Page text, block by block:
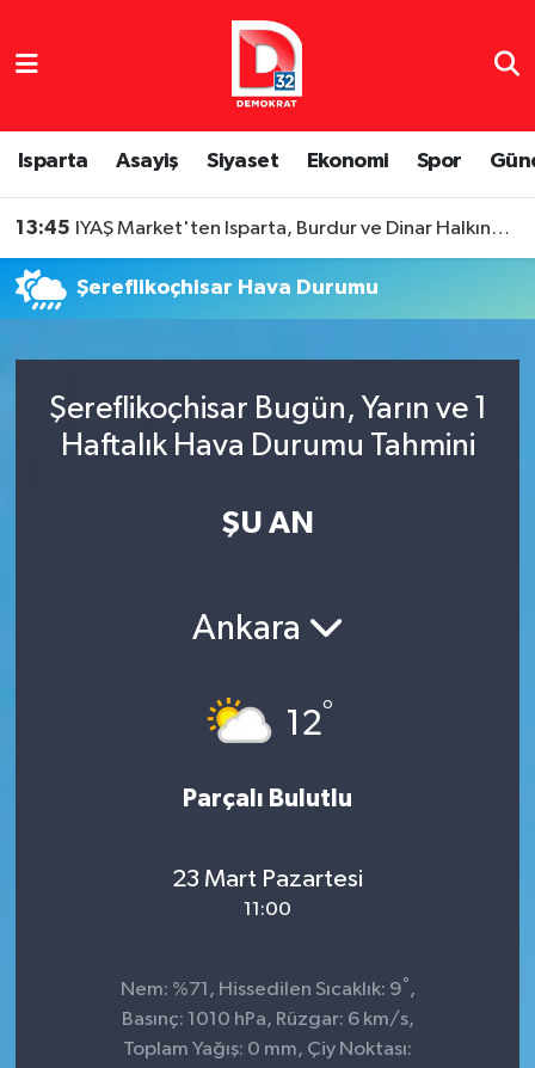
Isparta Asayiş Siyaset Ekonomi Spor
13:45 IYAŞ Market'ten Isparta, Burdur ve Dinar Halkına Teşekkür
Şereflikoçhisar Hava Durumu
Şereflikoçhisar Bugün, Yarın ve 1
Haftalık Hava Durumu Tahmini
ŞU AN
Ankara
12°
Parçalı Bulutlu
23 Mart Pazartesi
11:00
Nem: %71, Hissedilen Sıcaklık: 9°,
Basınç: 1010 hPa, Rüzgar: 6 km/s,
Toplam Yağış: 0 mm, Çiy Noktası:
Isparta Nöbetçi Eczaneler
Isparta Hava Durumu
Tüm Manşetler
Son Dakika Haberleri